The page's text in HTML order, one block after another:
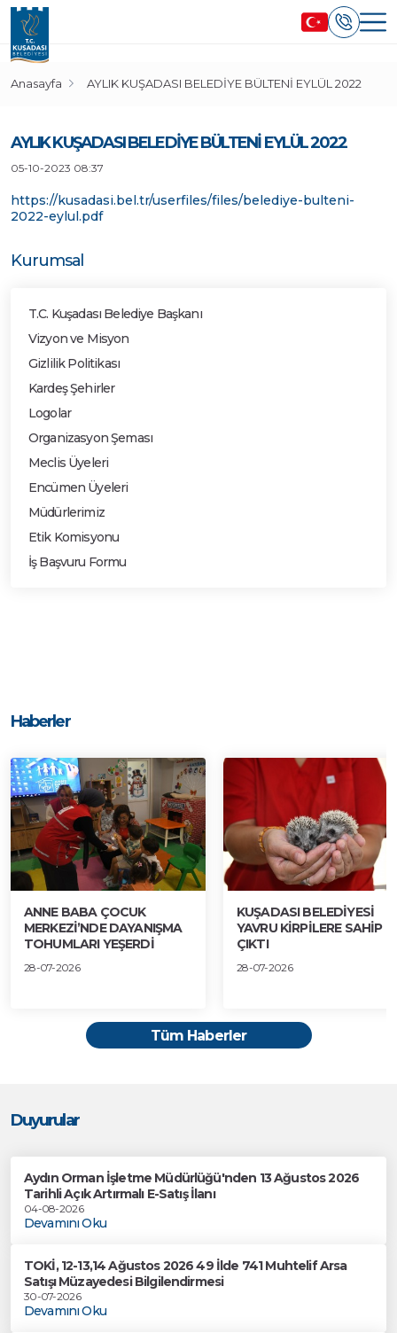
Anasayfa AYLIK KUŞADASI BELEDİYE BÜLTENİ EYLÜL 2022
AYLIK KUŞADASI BELEDİYE BÜLTENİ EYLÜL 2022
05-10-2023 08:37
https://kusadasi.bel.tr/userfiles/files/belediye-bulteni-
2022-eylul.pdf
Kurumsal
T.C. Kuşadası Belediye Başkanı
Vizyon ve Misyon
Gizlilik Politikası
Kardeş Şehirler
Logolar
Organizasyon Şeması
Meclis Üyeleri
Encümen Üyeleri
Müdürlerimiz
Etik Komisyonu
İş Başvuru Formu
Haberler
ANNE BABA ÇOCUK
MERKEZİ’NDE DAYANIŞMA
TOHUMLARI YEŞERDİ
28-07-2026
KUŞADASI BELEDİYESİ
YAVRU KİRPİLERE SAHİP
ÇIKTI
28-07-2026
Tüm Haberler
Duyurular
Aydın Orman İşletme Müdürlüğü'nden 13 Ağustos 2026
Tarihli Açık Artırmalı E-Satış İlanı
04-08-2026
Devamını Oku
TOKİ, 12-13,14 Ağustos 2026 49 İlde 741 Muhtelif Arsa
Satışı Müzayedesi Bilgilendirmesi
30-07-2026
Devamını Oku